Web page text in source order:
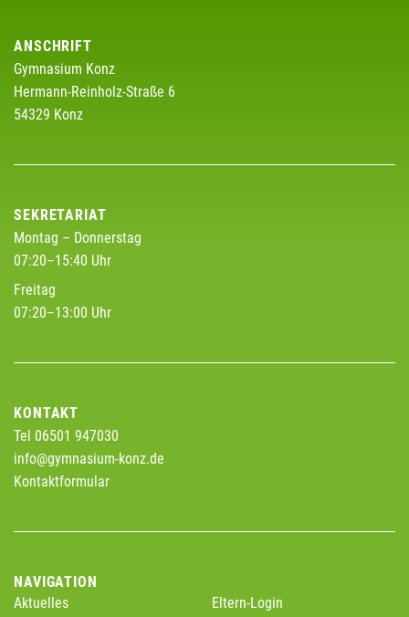
ANSCHRIFT
Gymnasium Konz
Hermann-Reinholz-Straße 6
54329 Konz
SEKRETARIAT
Montag – Donnerstag
07:20–15:40 Uhr
Freitag
07:20–13:00 Uhr
KONTAKT
Tel 06501 947030
info@gymnasium-konz.de
Kontaktformular
NAVIGATION
Aktuelles
Eltern-Login